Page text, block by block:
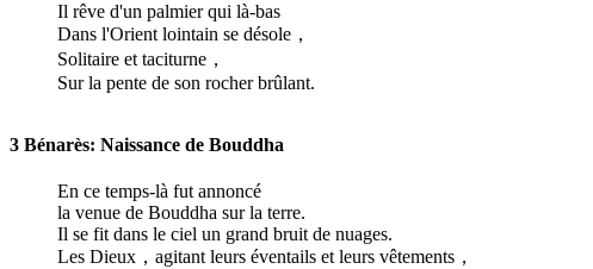
Il rêve d'un palmier qui là-bas
Dans l'Orient lointain se désole，
Solitaire et taciturne，
Sur la pente de son rocher brûlant.
3 Bénarès: Naissance de Bouddha
En ce temps-là fut annoncé
la venue de Bouddha sur la terre.
Il se fit dans le ciel un grand bruit de nuages.
Les Dieux，agitant leurs éventails et leurs vêtements，